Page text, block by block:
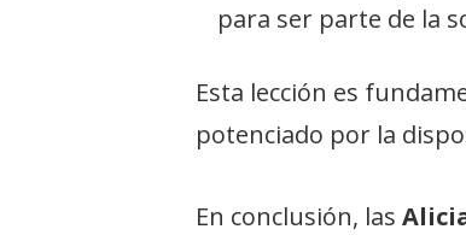
para ser parte de la
Esta lección es
potenciado por la
En conclusión, las